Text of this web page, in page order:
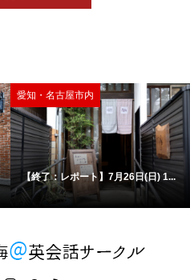
愛知・名古屋市内
【終了：レポート】7月26日(日) 1...